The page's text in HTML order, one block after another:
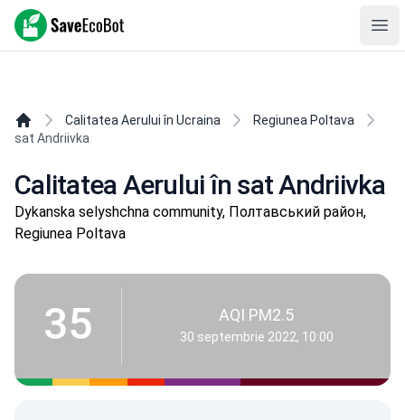
SaveEcoBot
Calitatea Aerului în Ucraina
Regiunea Poltava
sat Andriivka
Calitatea Aerului în sat Andriivka
Dykanska selyshchna community, Полтавський район,
Regiunea Poltava
35 AQI PM2.5
30 septembrie 2022, 10:00